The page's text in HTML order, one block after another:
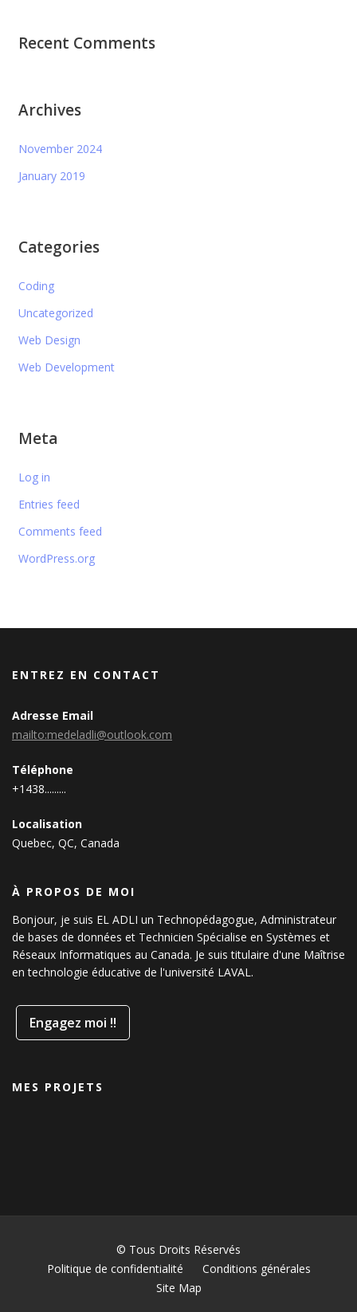
Recent Comments
Archives
November 2024
January 2019
Categories
Coding
Uncategorized
Web Design
Web Development
Meta
Log in
Entries feed
Comments feed
WordPress.org
ENTREZ EN CONTACT
Adresse Email
mailto:medeladli@outlook.com
Téléphone
+1438.........
Localisation
Quebec, QC, Canada
À PROPOS DE MOI
Bonjour, je suis EL ADLI un Technopédagogue, Administrateur
de bases de données et Technicien Spécialise en Systèmes et
Réseaux Informatiques au Canada. Je suis titulaire d'une Maîtrise
en technologie éducative de l'université LAVAL.
Engagez moi !!
MES PROJETS
© Tous Droits Réservés
Politique de confidentialité
Conditions générales
Site Map